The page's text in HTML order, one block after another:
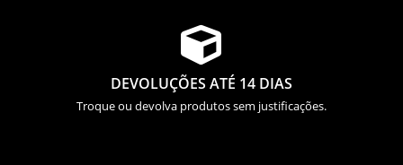

DEVOLUÇÕES ATÉ 14 DIAS
Troque ou devolva produtos sem justificações.